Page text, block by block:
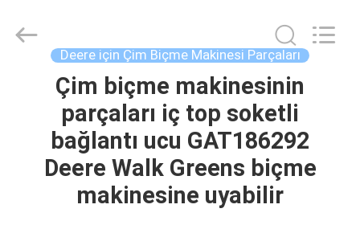
ÜRÜN:%
Long
Trading
Deere için Çim Biçme Makinesi Parçaları
Çim biçme makinesinin
parçaları iç top soketli
bağlantı ucu GAT186292
Deere Walk Greens biçme
makinesine uyabilir